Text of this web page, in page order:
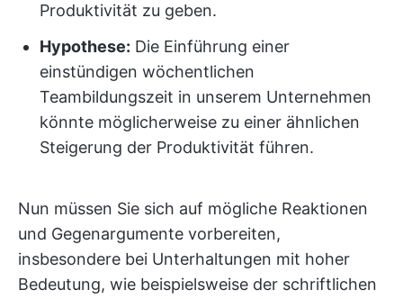
Produktivität zu geben.
Hypothese: Die Einführung einer
einstündigen wöchentlichen
Teambildungszeit in unserem Unternehmen
könnte möglicherweise zu einer ähnlichen
Steigerung der Produktivität führen.
Nun müssen Sie sich auf mögliche Reaktionen
und Gegenargumente vorbereiten,
insbesondere bei Unterhaltungen mit hoher
Bedeutung, wie beispielsweise der schriftlichen